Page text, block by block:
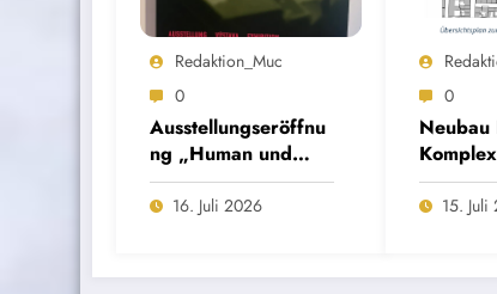
Redaktion_Muc
0
Ausstellungseröffnu
ng „Human und
menschlich…? Die
regulierte
16. Juli 2026
0
Neubau
Komplex
15.